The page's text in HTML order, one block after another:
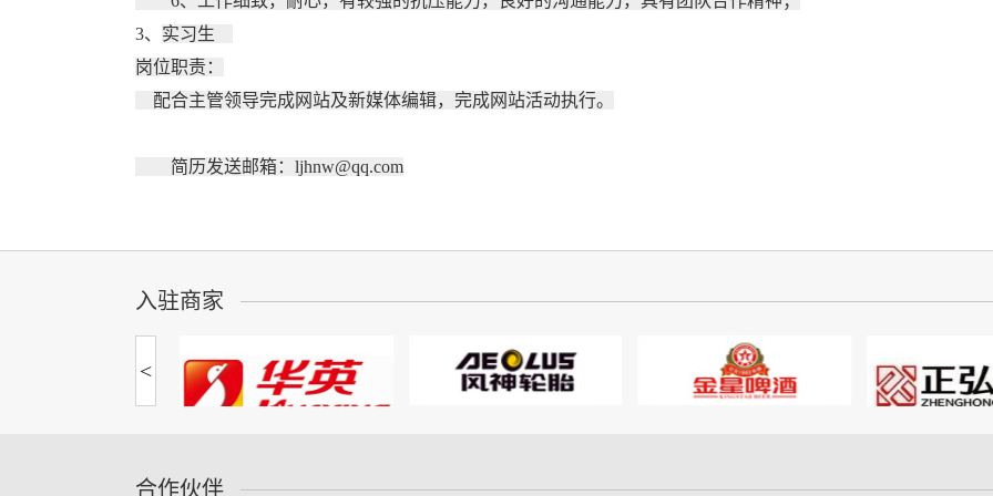
3、 实习生
岗位职责：
配合主管领导完成网站及新媒体编辑，完成网站活动执行。
简历发送邮箱：ljhnw@qq.com
入驻商家
<
合作伙伴